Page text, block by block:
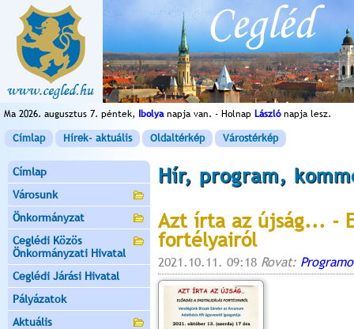
Ma 2026. augusztus 7. péntek, Ibolyanapja van. - Holnap Lászlónapja lesz.
Címlap Hírek- aktuális Oldaltérkép Várostérkép
Címlap
Városunk
Önkormányzat
Ceglédi Közös
Önkormányzati Hivatal
Ceglédi Járási Hivatal
Pályázatok
Aktuális
Hír, program,
Azt írta az újság... -
fortélyairól
2021.10.11. 09:18 Rovat: